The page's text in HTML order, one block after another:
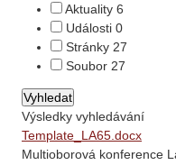
Aktuality 6
Události 0
Stránky 27
Soubor 27
Výsledky vyhledávání
Template_LA65.docx
Multioborová konference